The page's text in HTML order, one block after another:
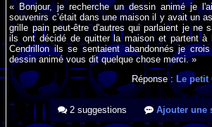
« Bonjour, je recherche un dessin animé je
souvenirs c’était dans une maison il y avait un
grille pain peut-être d'autres qui parlaient je ne
ils ont décidé de quitter la maison et partent à
Cendrillon ils se sentaient abandonnés je
dessin animé vous dit quelque chose merci. »
Réponse :Le petit
2 suggestions Ajouter une